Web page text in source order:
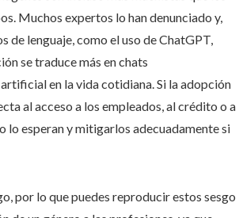
Muchos expertos lo han denunciado y,
de lenguaje, como el uso de ChatGPT,
se traduce más en chats
en la vida cotidiana. Si la adopción
al acceso a los empleados, al crédito o a
lo esperan y mitigarlos adecuadamente si
por lo que puedes reproducir estos sesgo